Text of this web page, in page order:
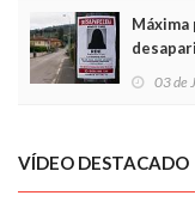
Máxima
03 de
VÍDEO DESTACADO